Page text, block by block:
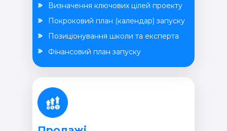
Визначення ключових цілей проекту
Позиціонування школи та експерта
Покроковий план (календар) запуску
Фінансовий план запуску